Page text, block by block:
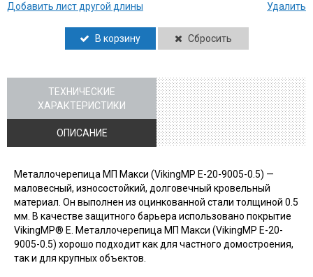
Добавить лист другой длины Удалить
В корзину Сбросить
ТЕХНИЧЕСКИЕ
ХАРАКТЕРИСТИКИ
ОПИСАНИЕ
Металлочерепица МП Макси (VikingMP E-20-9005-0.5) —
маловесный, износостойкий, долговечный кровельный
материал. Он выполнен из оцинкованной стали толщиной 0.5
мм. В качестве защитного барьера использовано покрытие
VikingMP® E. Металлочерепица МП Макси (VikingMP E-20-
9005-0.5) хорошо подходит как для частного домостроения,
так и для крупных объектов.